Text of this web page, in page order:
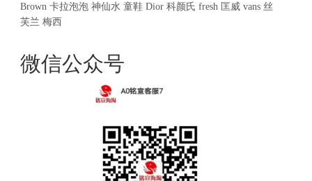
Brown 卡拉泡泡 神仙水 童鞋 Dior 科颜氏 fresh 匡威 vans 丝
芙兰 梅西
微信公众号